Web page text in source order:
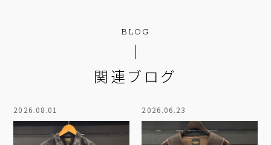
BLOG
関連ブログ
2026.08.01 2026.06.23